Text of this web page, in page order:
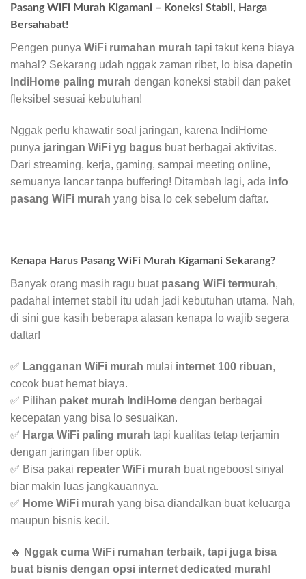
Pasang WiFi Murah Kigamani – Koneksi Stabil, Harga
Bersahabat!
Pengen punya WiFi rumahan murah tapi takut kena biaya
mahal? Sekarang udah nggak zaman ribet, lo bisa dapetin
IndiHome paling murah dengan koneksi stabil dan paket
fleksibel sesuai kebutuhan!
Nggak perlu khawatir soal jaringan, karena IndiHome
punya jaringan WiFi yg bagus buat berbagai aktivitas.
Dari streaming, kerja, gaming, sampai meeting online,
semuanya lancar tanpa buffering! Ditambah lagi, ada info
pasang WiFi murah yang bisa lo cek sebelum daftar.
Kenapa Harus Pasang WiFi Murah Kigamani Sekarang?
Banyak orang masih ragu buat pasang WiFi termurah,
padahal internet stabil itu udah jadi kebutuhan utama. Nah,
di sini gue kasih beberapa alasan kenapa lo wajib segera
daftar!
✅ Langganan WiFi murah mulai internet 100 ribuan,
cocok buat hemat biaya.
✅ Pilihan paket murah IndiHome dengan berbagai
kecepatan yang bisa lo sesuaikan.
✅ Harga WiFi paling murah tapi kualitas tetap terjamin
dengan jaringan fiber optik.
✅ Bisa pakai repeater WiFi murah buat ngeboost sinyal
biar makin luas jangkauannya.
✅ Home WiFi murah yang bisa diandalkan buat keluarga
maupun bisnis kecil.
🔥 Nggak cuma WiFi rumahan terbaik, tapi juga bisa
buat bisnis dengan opsi internet dedicated murah!